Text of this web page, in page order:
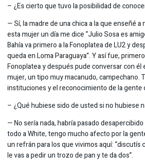
– ¿Es cierto que tuvo la posibilidad de
— Sí, la madre de una chica a la que enseñé a
esta mujer un día me dice “Julio Sosa es
Bahía va primero a la Fonoplatea de LU2 y
queda en Loma Paraguaya”. Y así fue,
Fonoplatea y después pude conversar con él
mujer, un tipo muy macanudo, campechano.
instituciones y el reconocimiento de la gente
– ¿Qué hubiese sido de usted si no hubiese
— No sería nada, habría pasado
todo a White, tengo mucho afecto por la
un refrán para los que vivimos aquí: “discutís
le vas a pedir un trozo de pan y te da dos”.